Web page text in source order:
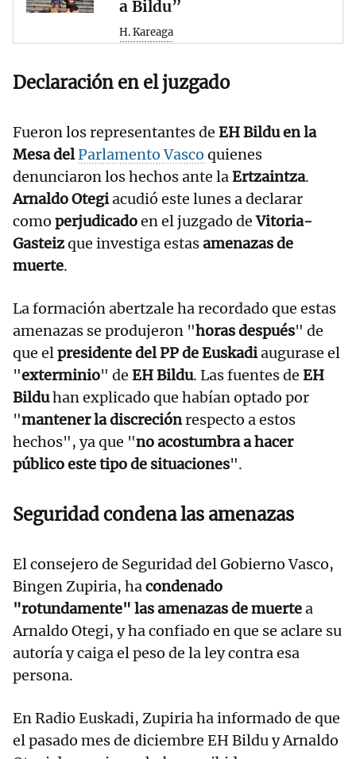
a Bildu”
H. Kareaga
Declaración en el juzgado
Fueron los representantes de EH Bildu en la
Mesa delParlamento Vasco quienes
denunciaron los hechos ante laErtzaintza.
Arnaldo Otegiacudió este lunes a declarar
como perjudicadoen el juzgado deVitoria-
Gasteizque investiga estasamenazas de
muerte.
La formación abertzale ha recordado que estas
amenazas se produjeron "horas después" de
que elpresidente del PP de Euskadiaugurase el
"exterminio" de EH Bildu. Las fuentes de EH
Bilduhan explicado que habían optado por
"mantener la discreciónrespecto a estos
hechos", ya que "no acostumbra a hacer
público este tipo de situaciones".
Seguridad condena las amenazas
El consejero de Seguridad del Gobierno Vasco,
Bingen Zupiria, hacondenado
"rotundamente" las amenazas de muertea
Arnaldo Otegi, y ha confiado en que se aclare su
autoría y caiga el peso de la ley contra esa
persona.
En Radio Euskadi, Zupiria ha informado de que
el pasado mes de diciembre EH Bildu y Arnaldo